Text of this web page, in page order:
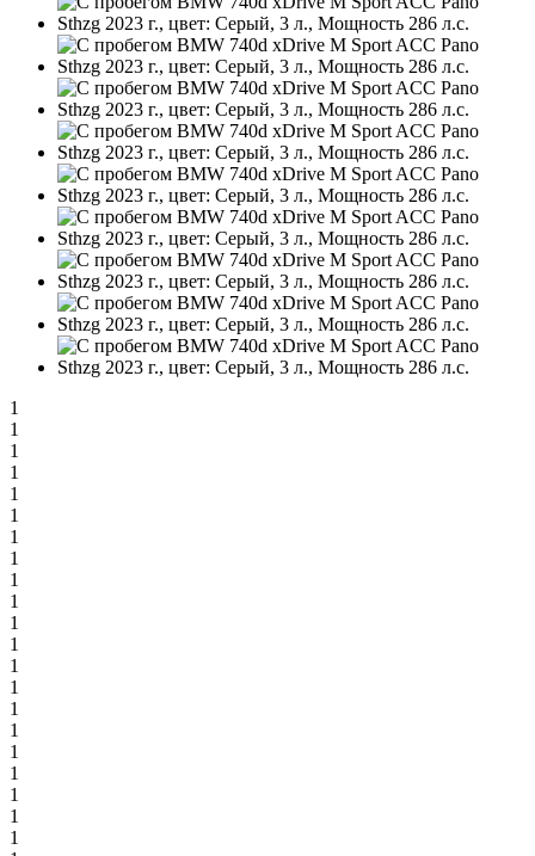
1
1
1
1
1
1
1
1
1
1
1
1
1
1
1
1
1
1
1
1
1